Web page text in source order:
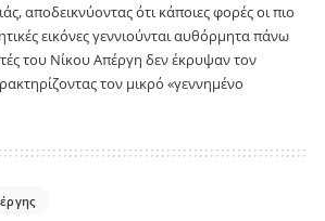
αποδεικνύοντας ότι κάποιες φορές οι πιο
εικόνες γεννιούνται αυθόρμητα πάνω
του Νίκου Απέργη δεν έκρυψαν τον
τον μικρό «γεννημένο